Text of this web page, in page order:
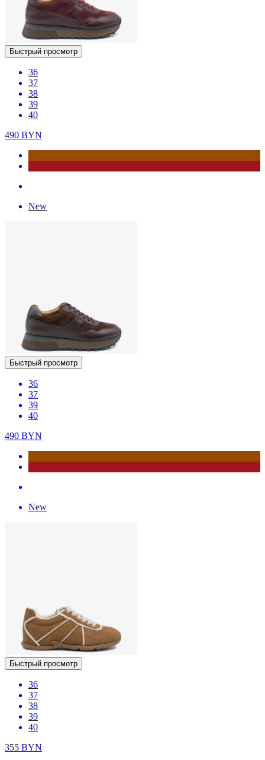
Быстрый просмотр
36
37
38
39
40
490 BYN
New
Быстрый просмотр
36
37
39
40
490 BYN
New
Быстрый просмотр
36
37
38
39
40
355 BYN